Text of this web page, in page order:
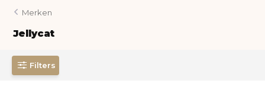
Merken
Jellycat
Filters